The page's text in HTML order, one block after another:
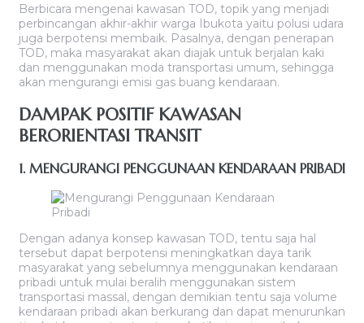
Berbicara mengenai kawasan TOD, topik yang menjadi
perbincangan akhir-akhir warga Ibukota yaitu polusi udara
juga berpotensi membaik. Pasalnya, dengan penerapan
TOD, maka masyarakat akan diajak untuk berjalan kaki
dan menggunakan moda transportasi umum, sehingga
akan mengurangi emisi gas buang kendaraan.
DAMPAK POSITIF KAWASAN
BERORIENTASI TRANSIT
1. MENGURANGI PENGGUNAAN KENDARAAN PRIBADI
Dengan adanya konsep kawasan TOD, tentu saja hal
tersebut dapat berpotensi meningkatkan daya tarik
masyarakat yang sebelumnya menggunakan kendaraan
pribadi untuk mulai beralih menggunakan sistem
transportasi massal, dengan demikian tentu saja volume
kendaraan pribadi akan berkurang dan dapat menurunkan